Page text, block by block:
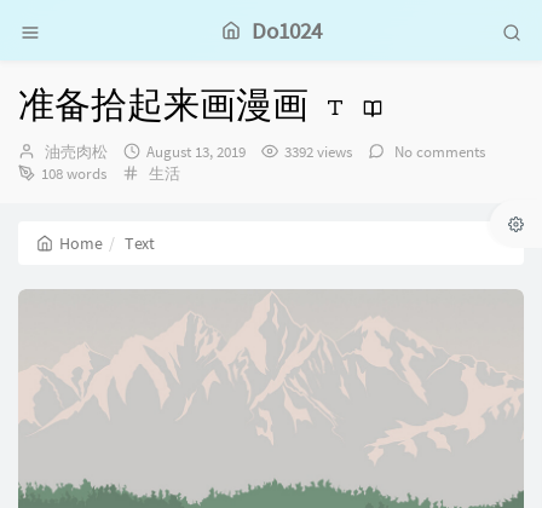
Do1024
准备拾起来画漫画
Author：
油売肉松
发
布
August 13, 2019 3392 views
No comments
108 words
Categories：
生活
Home Text